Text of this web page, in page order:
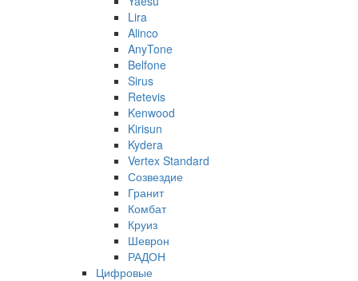
Lira
Alinco
AnyTone
Belfone
Sirus
Retevis
Kenwood
Kirisun
Kydera
Vertex Standard
Созвездие
Гранит
Комбат
Круиз
Шеврон
РАДОН
Цифровые